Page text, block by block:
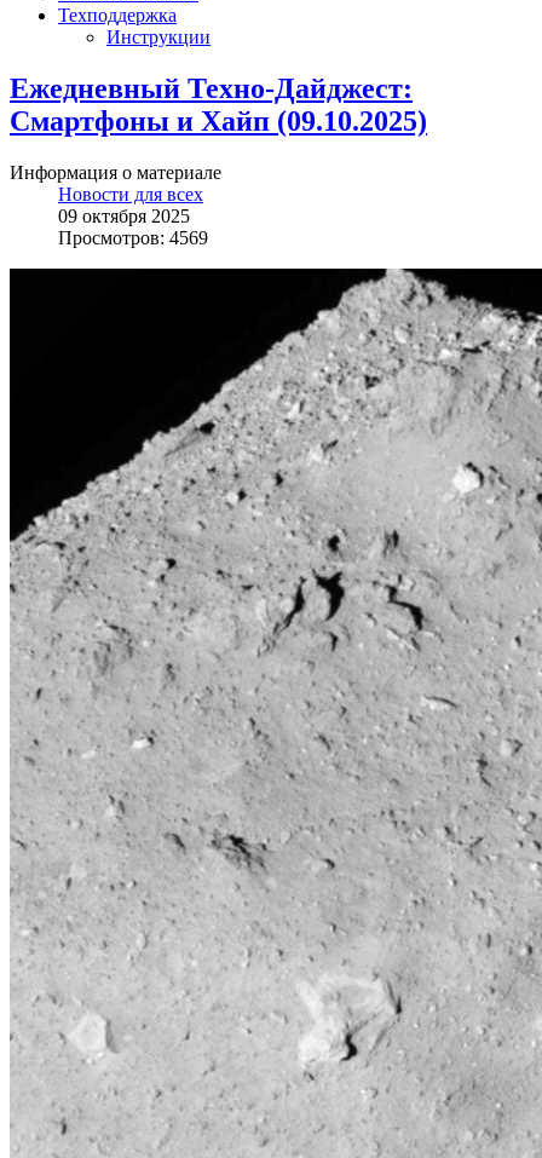
Техподдержка
Инструкции
Ежедневный Техно-Дайджест:
Смартфоны и Хайп (09.10.2025)
Информация о материале
Новости для всех
09 октября 2025
Просмотров: 4569